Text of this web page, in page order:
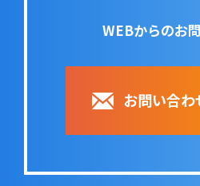
WEBからのお
お問い合わ